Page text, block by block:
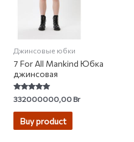
Джинсовые юбки
7 For All Mankind Юбка
джинсовая
Rated
5.00
out of 5
332000000,00Br
Buy product